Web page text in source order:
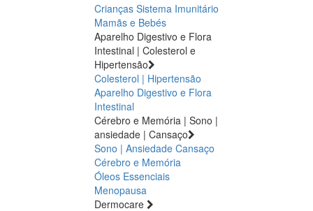
Crianças Sistema Imunitário
Mamãs e Bebés
Aparelho Digestivo e Flora
Intestinal | Colesterol e
Hipertensão
Colesterol | Hipertensão
Aparelho Digestivo e Flora
Intestinal
Cérebro e Memória | Sono |
ansiedade | Cansaço
Sono | Ansiedade Cansaço
Cérebro e Memória
Óleos Essenciais
Menopausa
Dermocare